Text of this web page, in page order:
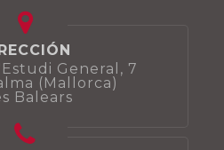
General, 7
(Mallorca)
Balears